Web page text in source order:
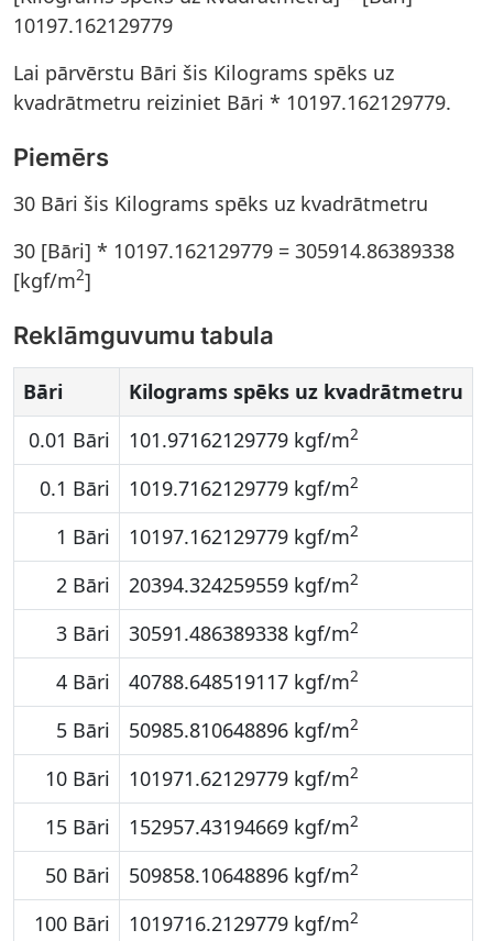
10197.162129779
Lai pārvērstu Bāri šis Kilograms spēks uz
kvadrātmetru reiziniet Bāri * 10197.162129779.
Piemērs
30 Bāri šis Kilograms spēks uz kvadrātmetru
30 [Bāri] * 10197.162129779 = 305914.86389338
[kgf/m2]
Reklāmguvumu tabula
Bāri
Kilograms spēks uz kvadrātmetru
0.01 Bāri
101.97162129779 kgf/m2
0.1 Bāri 1019.7162129779 kgf/m2
1 Bāri 10197.162129779 kgf/m2
2 Bāri 20394.324259559 kgf/m2
3 Bāri 30591.486389338 kgf/m2
4 Bāri 40788.648519117 kgf/m2
5 Bāri 50985.810648896 kgf/m2
10 Bāri 101971.62129779 kgf/m2
15 Bāri 152957.43194669 kgf/m2
50 Bāri 509858.10648896 kgf/m2
100 Bāri 1019716.2129779 kgf/m2